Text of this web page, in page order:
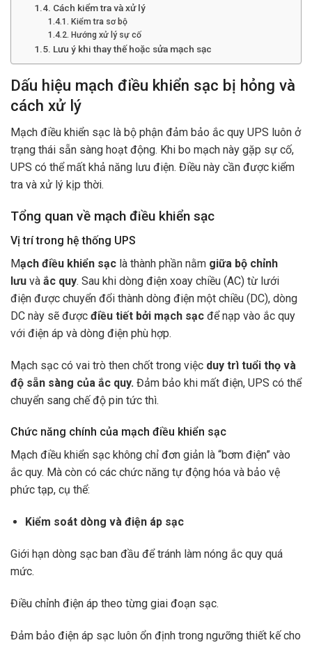
Cách kiểm tra và xử lý
Kiểm tra sơ bộ
Hướng xử lý sự cố
Lưu ý khi thay thế hoặc sửa mạch sạc
Dấu hiệu mạch điều khiển sạc bị hỏng và
cách xử lý
Mạch điều khiển sạc là bộ phận đảm bảo ắc quy UPS luôn ở
trạng thái sẵn sàng hoạt động. Khi bo mạch này gặp sự cố,
UPS có thể mất khả năng lưu điện. Điều này cần được kiểm
tra và xử lý kịp thời.
Tổng quan về mạch điều khiển sạc
Vị trí trong hệ thống UPS
Mạch điều khiển sạc là thành phần nằm giữa bộ chỉnh
lưu và ắc quy. Sau khi dòng điện xoay chiều (AC) từ lưới
điện được chuyển đổi thành dòng điện một chiều (DC), dòng
DC này sẽ được điều tiết bởi mạch sạc để nạp vào ắc quy
với điện áp và dòng điện phù hợp.
Mạch sạc có vai trò then chốt trong việc duy trì tuổi thọ và
độ sẵn sàng của ắc quy. Đảm bảo khi mất điện, UPS có thể
chuyển sang chế độ pin tức thì.
Chức năng chính của mạch điều khiển sạc
Mạch điều khiển sạc không chỉ đơn giản là “bơm điện” vào
ắc quy. Mà còn có các chức năng tự động hóa và bảo vệ
phức tạp, cụ thể:
Kiểm soát dòng và điện áp sạc
Giới hạn dòng sạc ban đầu để tránh làm nóng ắc quy quá
mức.
Điều chỉnh điện áp theo từng giai đoạn sạc.
Đảm bảo điện áp sạc luôn ổn định trong ngưỡng thiết kế cho